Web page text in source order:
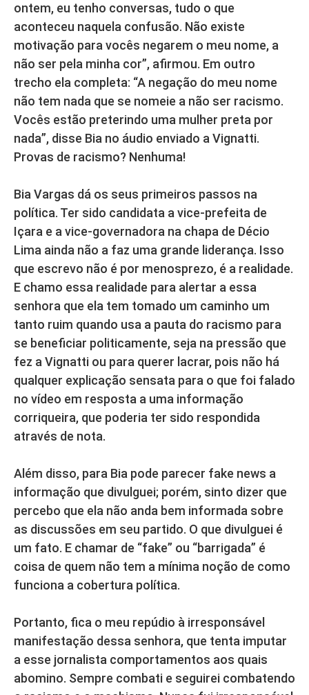
ontem, eu tenho conversas, tudo o que
aconteceu naquela confusão. Não existe
motivação para vocês negarem o meu nome, a
não ser pela minha cor”, afirmou. Em outro
trecho ela completa: “A negação do meu nome
não tem nada que se nomeie a não ser racismo.
Vocês estão preterindo uma mulher preta por
nada”, disse Bia no áudio enviado a Vignatti.
Provas de racismo? Nenhuma!
Bia Vargas dá os seus primeiros passos na
política. Ter sido candidata a vice-prefeita de
Içara e a vice-governadora na chapa de Décio
Lima ainda não a faz uma grande liderança. Isso
que escrevo não é por menosprezo, é a realidade.
E chamo essa realidade para alertar a essa
senhora que ela tem tomado um caminho um
tanto ruim quando usa a pauta do racismo para
se beneficiar politicamente, seja na pressão que
fez a Vignatti ou para querer lacrar, pois não há
qualquer explicação sensata para o que foi falado
no vídeo em resposta a uma informação
corriqueira, que poderia ter sido respondida
através de nota.
Além disso, para Bia pode parecer fake news a
informação que divulguei; porém, sinto dizer que
percebo que ela não anda bem informada sobre
as discussões em seu partido. O que divulguei é
um fato. E chamar de “fake” ou “barrigada” é
coisa de quem não tem a mínima noção de como
funciona a cobertura política.
Portanto, fica o meu repúdio à irresponsável
manifestação dessa senhora, que tenta imputar
a esse jornalista comportamentos aos quais
abomino. Sempre combati e seguirei combatendo